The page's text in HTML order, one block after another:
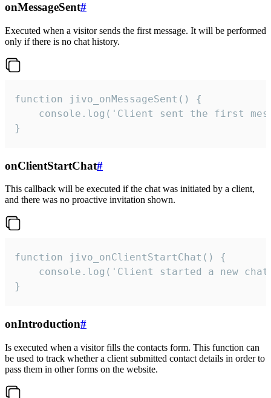
onMessageSent#
Executed when a visitor sends the first message. It will be performed
only if there is no chat history.
function jivo_onMessageSent() {
console.log('Client sent the first
}
onClientStartChat#
This callback will be executed if the chat was initiated by a client,
and there was no proactive invitation shown.
function jivo_onClientStartChat() {
console.log('Client started a new
}
onIntroduction#
Is executed when a visitor fills the contacts form. This function can
be used to track whether a client submitted contact details in order to
pass them in other forms on the website.